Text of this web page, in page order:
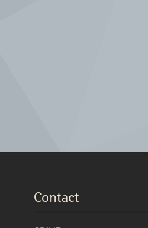
Contact